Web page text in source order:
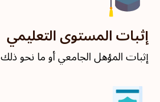
إثبات المستوى التعليمي
إثبات المؤهل الجامعي أو ما نحو ذلك